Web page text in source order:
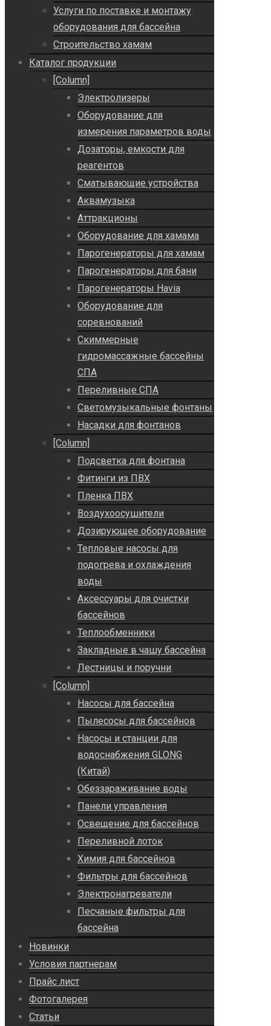
Услуги по поставке и монтажу
оборудования для бассейна
Строительство хамам
Каталог продукции
[Column]
Электролизеры
Оборудование для
измерения параметров воды
Дозаторы, емкости для
реагентов
Сматывающие устройства
Аквамузыка
Аттракционы
Оборудование для хамама
Парогенераторы для хамам
Парогенераторы для бани
Парогенераторы Havia
Оборудование для
соревнований
Скиммерные
гидромассажные бассейны
СПА
Переливные СПА
Светомузыкальные фонтаны
Насадки для фонтанов
[Column]
Подсветка для фонтана
Фитинги из ПВХ
Пленка ПВХ
Воздухоосушители
Дозирующее оборудование
Тепловые насосы для
подогрева и охлаждения
воды
Аксессуары для очистки
бассейнов
Теплообменники
Закладные в чашу бассейна
Лестницы и поручни
[Column]
Насосы для бассейна
Пылесосы для бассейнов
Насосы и станции для
водоснабжения GLONG
(Китай)
Обеззараживание воды
Панели управления
Освещение для бассейнов
Переливной лоток
Химия для бассейнов
Фильтры для бассейнов
Электронагреватели
Песчаные фильтры для
бассейна
Новинки
Условия партнерам
Прайс лист
Фотогалерея
Статьи